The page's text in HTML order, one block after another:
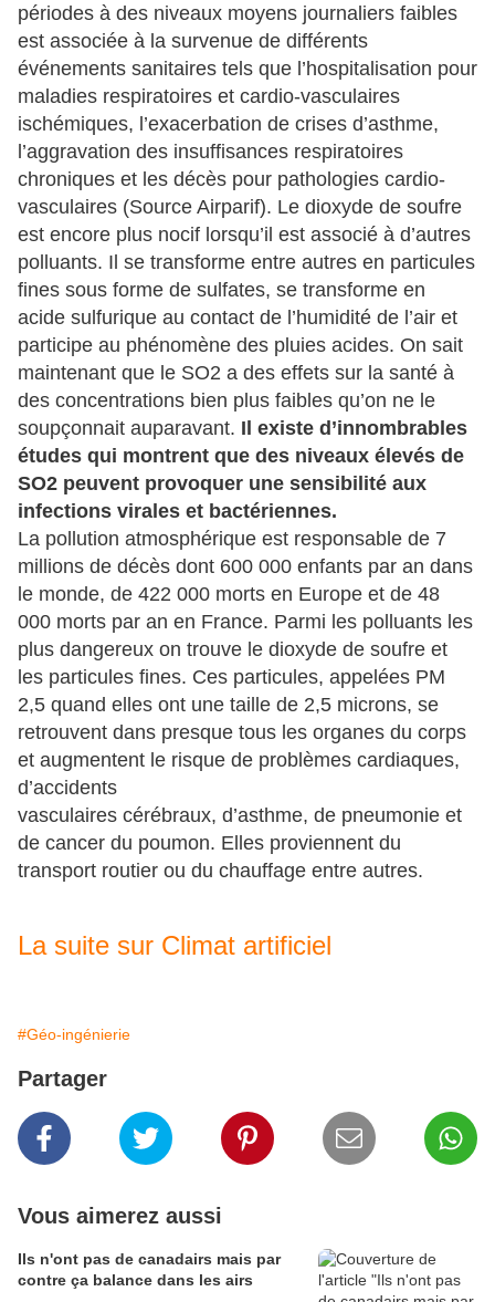
périodes à des niveaux moyens journaliers faibles
est associée à la survenue de différents
événements sanitaires tels que l’hospitalisation pour
maladies respiratoires et cardio-vasculaires
ischémiques, l’exacerbation de crises d’asthme,
l’aggravation des insuffisances respiratoires
chroniques et les décès pour pathologies cardio-
vasculaires (Source Airparif). Le dioxyde de soufre
est encore plus nocif lorsqu’il est associé à d’autres
polluants. Il se transforme entre autres en particules
fines sous forme de sulfates, se transforme en
acide sulfurique au contact de l’humidité de l’air et
participe au phénomène des pluies acides. On sait
maintenant que le SO2 a des effets sur la santé à
des concentrations bien plus faibles qu’on ne le
soupçonnait auparavant. Il existe d’innombrables
études qui montrent que des niveaux élevés de
SO2 peuvent provoquer une sensibilité aux
infections virales et bactériennes.
La pollution atmosphérique est responsable de 7
millions de décès dont 600 000 enfants par an dans
le monde, de 422 000 morts en Europe et de 48
000 morts par an en France. Parmi les polluants les
plus dangereux on trouve le dioxyde de soufre et
les particules fines. Ces particules, appelées PM
2,5 quand elles ont une taille de 2,5 microns, se
retrouvent dans presque tous les organes du corps
et augmentent le risque de problèmes cardiaques,
d’accidents
vasculaires cérébraux, d’asthme, de pneumonie et
de cancer du poumon. Elles proviennent du
transport routier ou du chauffage entre autres.
La suite sur Climat artificiel
#Géo-ingénierie
Partager
Vous aimerez aussi
Ils n'ont pas de canadairs mais par
contre ça balance dans les airs